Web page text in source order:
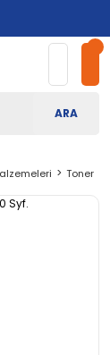
ARA
Toner